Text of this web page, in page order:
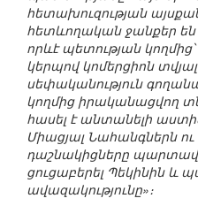
հետախուզության
հետևողական ջանքեր են
որևէ պետության
կերպով կոմերցիոն
սեփականություն
կողմից իրականացվող
հասել է անտանելի
Միացյալ Նահանգներն
դաշնակիցները
ցուցաբերել Պեկինին և
ավազակությունը»։